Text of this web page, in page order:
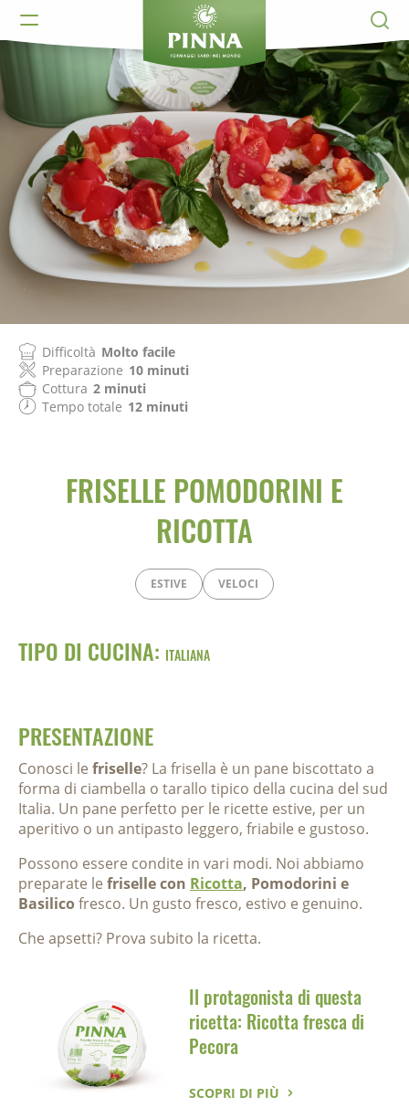
Difficoltà Molto facile
Preparazione 10 minuti
Cottura 2 minuti
Tempo totale 12 minuti
FRISELLE POMODORINI E
RICOTTA
ESTIVE VELOCI
TIPO DI CUCINA: ITALIANA
PRESENTAZIONE
Conosci le friselle? La frisella è un pane biscottato a
forma di ciambella o tarallo tipico della cucina del sud
Italia. Un pane perfetto per le ricette estive, per un
aperitivo o un antipasto leggero, friabile e gustoso.
Possono essere condite in vari modi. Noi abbiamo
preparate le friselle con Ricotta, Pomodorini e
Basilicofresco. Un gusto fresco, estivo e genuino.
Che apsetti? Prova subito la ricetta.
Il protagonista di questa
ricetta: Ricotta fresca di
Pecora
SCOPRI DI PIÙ